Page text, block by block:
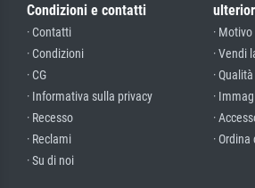
Condizioni e contatti
· Contatti
· Condizioni
· CG
· Informativa sulla privacy
· Recesso
· Reclami
· Su di noi
·
· Vendi
· Qualità
·
·
·